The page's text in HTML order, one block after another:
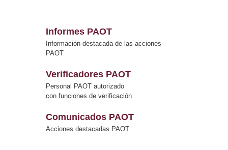
Informes PAOT
Información destacada de las acciones
PAOT
Verificadores PAOT
Personal PAOT autorizado
con funciones de verificación
Comunicados PAOT
Acciones destacadas PAOT